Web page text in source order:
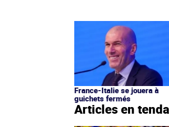
France-Italie se jouera à
guichets fermés
Articles en